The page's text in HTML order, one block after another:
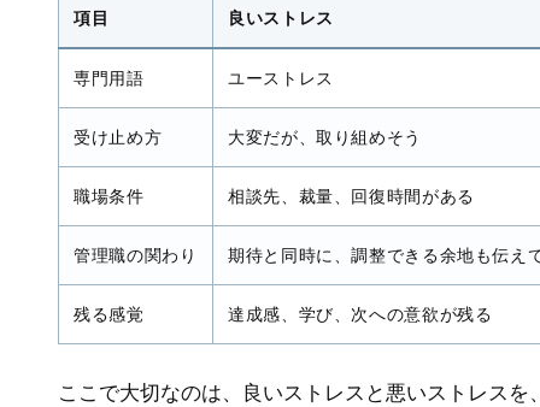
項目 良いストレス
専門用語 ユーストレス
受け止め方 大変だが、取り組めそう
職場条件 相談先、裁量、回復時間がある
管理職の関わり 期待と同時に、調整できる余地も伝え
残る感覚 達成感、学び、次への意欲が残る
ここで大切なのは、良いストレスと悪いストレス